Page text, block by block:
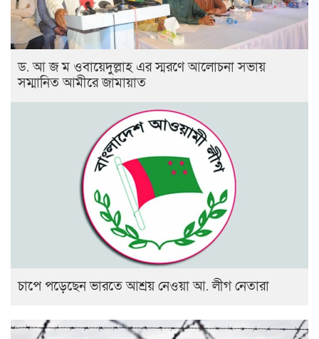
ড. আ জ ম ওবায়েদুল্লাহ এর স্মরণে আলোচনা সভায়
সম্মানিত আমীরে জামায়াত
চাপে পড়েছেন ভারতে আশ্রয় নেওয়া আ. লীগ নেতারা